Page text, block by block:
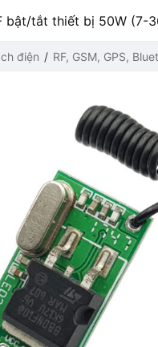
điện RF, GSM, GPS,